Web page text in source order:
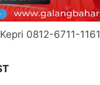
0812-6711-1161